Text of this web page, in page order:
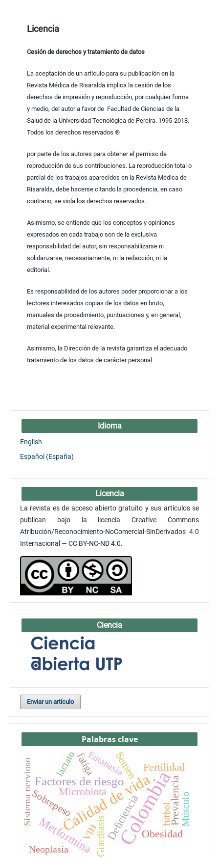
Licencia
Cesión de derechos y tratamiento de datos
La aceptación de un artículo para su publicación en la
Revista Médica de Risaralda implica la cesión de los
derechos de impresión y reproducción, por cualquier forma
y medio, del autor a favor de Facultad de Ciencias de la
Salud de la Universidad Tecnológica de Pereira. 1995-2018.
Todos los derechos reservados ®
por parte de los autores para obtener el permiso de
reproducción de sus contribuciones. La reproducción total o
parcial de los trabajos aparecidos en la Revista Médica de
Risaralda, debe hacerse citando la procedencia, en caso
contrario, se viola los derechos reservados.
Asimismo, se entiende que los conceptos y opiniones
expresados en cada trabajo son de la exclusiva
responsabilidad del autor, sin responsabilizarse ni
solidarizarse, necesariamente, ni la redacción, ni la
editorial.
Es responsabilidad de los autores poder proporcionar a los
lectores interesados copias de los datos en bruto,
manuales de procedimiento, puntuaciones y, en general,
material experimental relevante.
Asimismo, la Dirección de la revista garantiza el adecuado
tratamiento de los datos de carácter personal
Idioma
English
Español (España)
Licencia
La revista es de acceso abierto gratuito y sus artículos se
publican bajo la licencia Creative Commons
Atribución/Reconocimiento-NoComercial-SinDerivados 4.0
Internacional — CC BY-NC-ND 4.0.
Ciencia
Enviar un artículo
Palabras clave
Colombia
Calidad de vida
Factores de riesgo
Metformina
Microbiota
Obesidad
Semen Fertilidad
Prevalencia
Deficiencia
fatiga
Giardiasis
Sobrepeso
VIH
Músculo
fútbol
lactato Eutanasia
Neoplasia
Sistema nervioso